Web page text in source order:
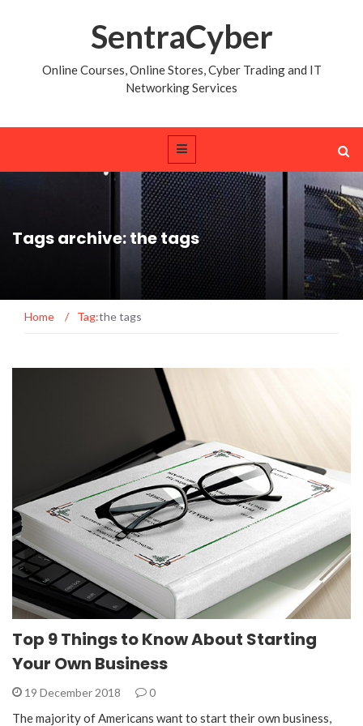
SentraCyber
Online Courses, Online Stores, Cyber Trading and IT
Networking Services
Tags archive: the tags
Home / Tag:the tags
Top 9 Things to Know About Starting
Your Own Business
19 December 2018 0
The majority of Americans want to start their own business,